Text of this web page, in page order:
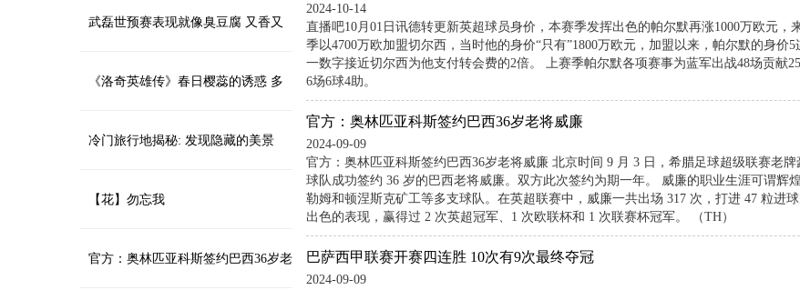
增投诉共2个，近一月公示投诉总量14
武磊世预赛表现就像臭豆腐 又香又
臭 踢丢点球是他 进5个球也是他
《洛奇英雄传》春日樱蕊的诱惑 多
重福利活动今日开启
冷门旅行地揭秘: 发现隐藏的美景
【花】勿忘我
官方：奥林匹亚科斯签约巴西36岁老
2024-10-14
直播吧10月01日讯德转更新英超球员身价，本赛季发挥出色的帕尔默再涨1000万欧元，
季以4700万欧加盟切尔西，当时他的身价“只有”1800万欧元，加盟以来，帕尔默的身价
一数字接近切尔西为他支付转会费的2倍。 上赛季帕尔默各项赛事为蓝军出战48场贡献
6场6球4助。
官方：奥林匹亚科斯签约巴西36岁老将威廉
2024-09-09
官方：奥林匹亚科斯签约巴西36岁老将威廉 北京时间 9 月 3 日，希腊足球超级联赛老
球队成功签约 36 岁的巴西老将威廉。双方此次签约为期一年。 威廉的职业生涯可谓辉
勒姆和顿涅斯克矿工等多支球队。在英超联赛中，威廉一共出场 317 次，打进 47 粒进
出色的表现，赢得过 2 次英超冠军、1 次欧联杯和 1 次联赛杯冠军。 （TH）
巴萨西甲联赛开赛四连胜 10次有9次最终夺冠
2024-09-09